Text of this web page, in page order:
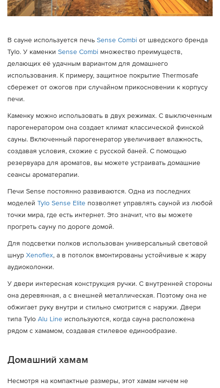
В сауне используется печь Sense Combi от шведского бренда
Tylo. У каменки Sense Combi множество преимуществ,
делающих её удачным вариантом для домашнего
использования. К примеру, защитное покрытие Thermosafe
сбережет от ожогов при случайном прикосновении к корпусу
печи.
Каменку можно использовать в двух режимах. С выключенным
парогенератором она создает климат классической финской
сауны. Включенный парогенератор увеличивает влажность,
создавая условия, схожие с русской баней. С помощью
резервуара для ароматов, вы можете устраивать домашние
сеансы ароматерапии.
Печи Sense постоянно развиваются. Одна из последних
моделей Tylo Sense Elite позволяет управлять сауной из любой
точки мира, где есть интернет. Это значит, что вы можете
прогреть сауну по дороге домой.
Для подсветки полков использован универсальный световой
шнур Xenoflex, а в потолок вмонтированы устойчивые к жару
аудиоколонки.
У двери интересная конструкция ручки. С внутренней стороны
она деревянная, а с внешней металлическая. Поэтому она не
обжигает руку внутри и стильно смотрится с наружи. Двери
типа Tylo Alu Line используются, когда сауна расположена
рядом с хамамом, создавая стилевое единообразие.
Домашний хамам
Несмотря на компактные размеры, этот хамам ничем не